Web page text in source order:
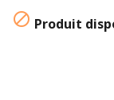
 Produit